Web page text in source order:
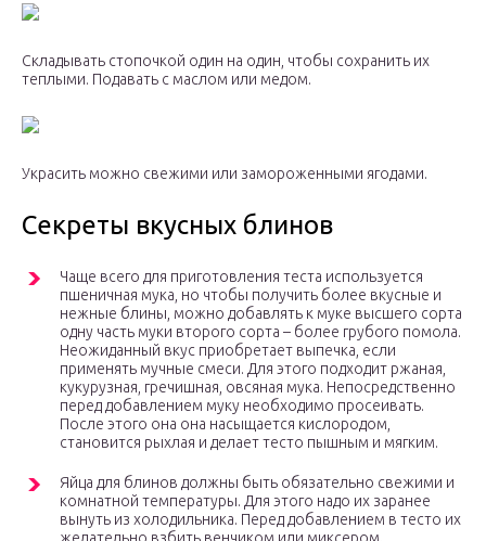
Складывать стопочкой один на один, чтобы сохранить их
теплыми. Подавать с маслом или медом.
Украсить можно свежими или замороженными ягодами.
Секреты вкусных блинов
Чаще всего для приготовления теста используется
пшеничная мука, но чтобы получить более вкусные и
нежные блины, можно добавлять к муке высшего сорта
одну часть муки второго сорта – более грубого помола.
Неожиданный вкус приобретает выпечка, если
применять мучные смеси. Для этого подходит ржаная,
кукурузная, гречишная, овсяная мука. Непосредственно
перед добавлением муку необходимо просеивать.
После этого она она насыщается кислородом,
становится рыхлая и делает тесто пышным и мягким.
Яйца для блинов должны быть обязательно свежими и
комнатной температуры. Для этого надо их заранее
вынуть из холодильника. Перед добавлением в тесто их